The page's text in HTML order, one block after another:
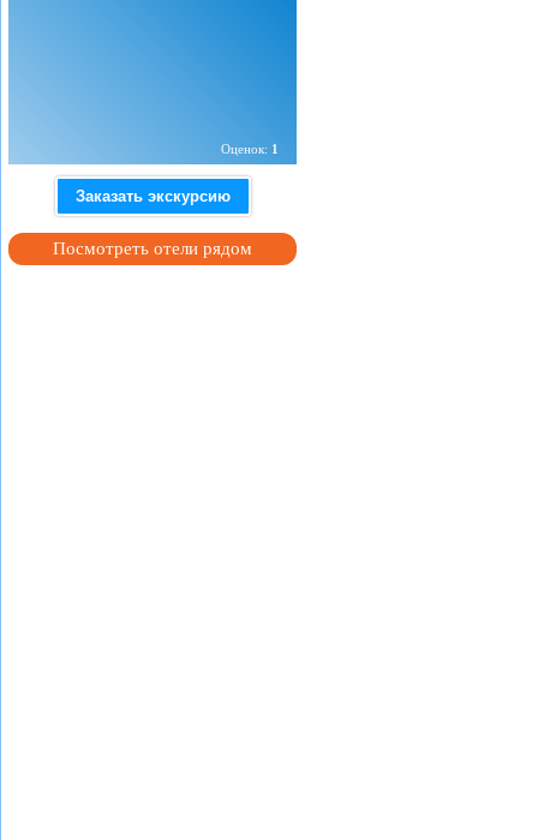
Оценок: 1
Заказать экскурсию
Посмотреть отели рядом